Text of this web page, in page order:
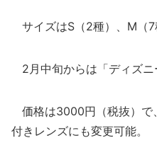
サイズはS（2種）、M（7
2月中旬からは「ディズニ
価格は3000円（税抜）で
付きレンズにも変更可能。